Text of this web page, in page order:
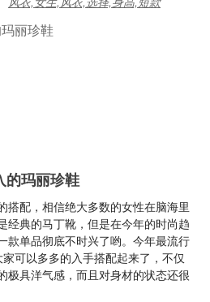
的玛丽珍鞋
搭配，相信绝大多数的女性在脑海里
经典的马丁靴，但是在今年的时尚趋
款单品彻底不时兴了哟。今年最流行
可以多多的入手搭配起来了，不仅
极具洋气感，而且对身材的状态还很